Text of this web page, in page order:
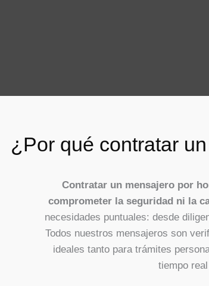
¿Por qué contratar
Contratar un mensajero por
comprometer la seguridad ni la
necesidades puntuales: desde
Todos nuestros mensajeros son
ideales tanto para trámites
tiempo